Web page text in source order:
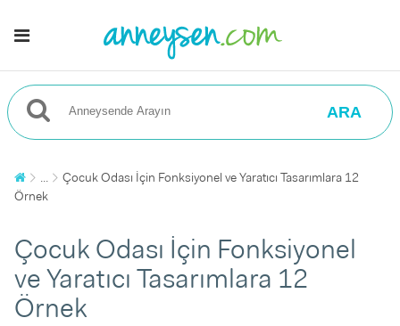
ARA
...
Çocuk Odası İçin Fonksiyonel ve Yaratıcı Tasarımlara 12
Örnek
Çocuk Odası İçin Fonksiyonel
ve Yaratıcı Tasarımlara 12
Örnek